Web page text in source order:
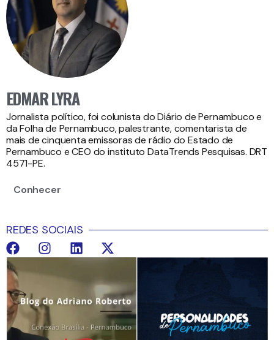
EDMAR LYRA
Jornalista político, foi colunista do Diário de Pernambuco e
da Folha de Pernambuco, palestrante, comentarista de
mais de cinquenta emissoras de rádio do Estado de
Pernambuco e CEO do instituto DataTrends Pesquisas. DRT
4571-PE.
Conhecer
REDES SOCIAIS